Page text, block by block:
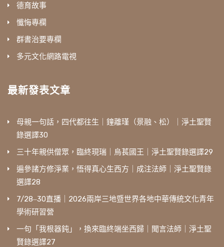
德育故事
懺悔專欄
群書治要專欄
多元文化網路電視
最新發表文章
母親一句話，四代都往生｜鐘離瑾（景融、松）｜淨土聖賢
錄選譯30
三十年親供僧眾，臨終現瑞｜烏萇國王｜淨土聖賢錄選譯29
遍參諸方修淨業，悟得真心生西方｜成注法師｜淨土聖賢錄
選譯28
7/28‒30直播｜2026兩岸三地暨世界各地中華傳統文化青年
學術研習營
一句「我根器鈍」，換來臨終端坐西歸｜聞言法師｜淨土聖
賢錄選譯27